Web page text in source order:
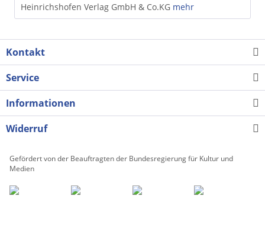
Heinrichshofen Verlag GmbH & Co.KG mehr
Kontakt
Service
Informationen
Widerruf
Gefördert von der Beauftragten der Bundesregierung für Kultur und
Medien